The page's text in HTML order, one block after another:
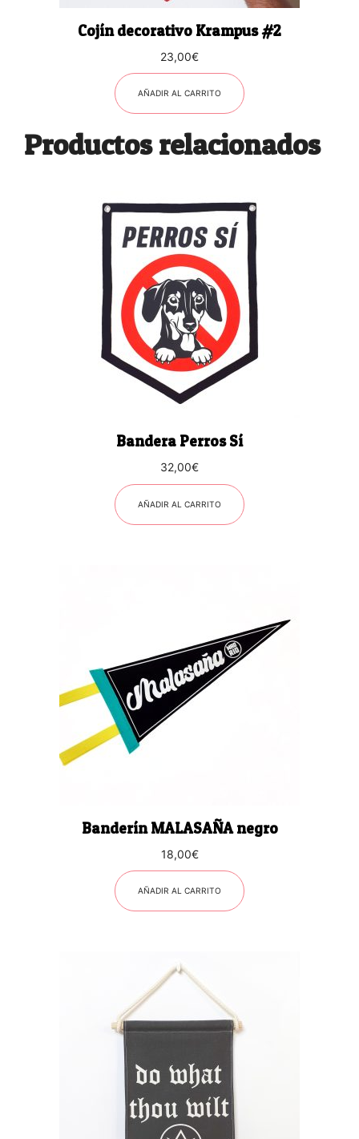
Cojín decorativo Krampus #2
23,00€
AÑADIR AL CARRITO
Productos relacionados
Bandera Perros Sí
32,00€
AÑADIR AL CARRITO
Banderín MALASAÑA negro
18,00€
AÑADIR AL CARRITO